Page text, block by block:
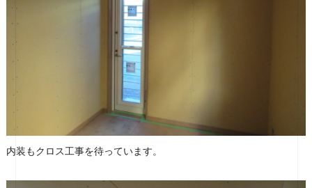
内装もクロス工事を待っています。